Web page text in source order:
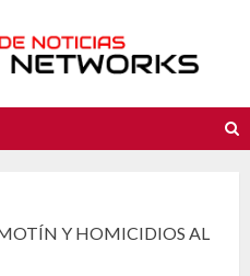
Y HOMICIDIOS AL